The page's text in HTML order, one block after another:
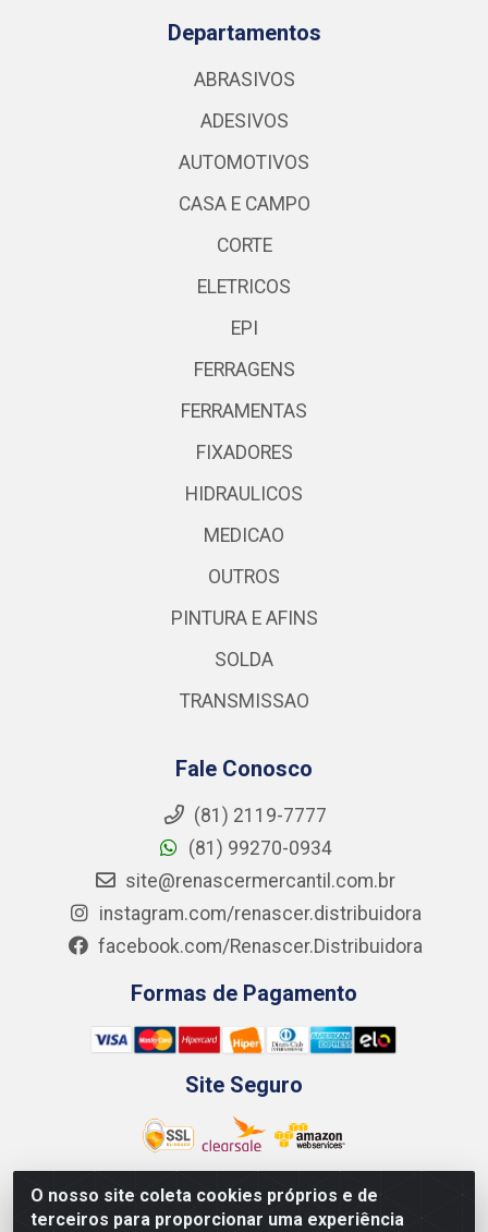
O nosso site coleta cookies próprios e de
terceiros para proporcionar uma experiência
Departamentos
ABRASIVOS
ADESIVOS
AUTOMOTIVOS
CASA E CAMPO
CORTE
ELETRICOS
EPI
FERRAGENS
FERRAMENTAS
FIXADORES
HIDRAULICOS
MEDICAO
OUTROS
PINTURA E AFINS
SOLDA
TRANSMISSAO
Fale Conosco
(81) 2119-7777
(81) 99270-0934
site@renascermercantil.com.br
instagram.com/renascer.distribuidora
facebook.com/Renascer.Distribuidora
Formas de Pagamento
Site Seguro
Renascer Distribuidora - Rua São Miguel, 1845 -